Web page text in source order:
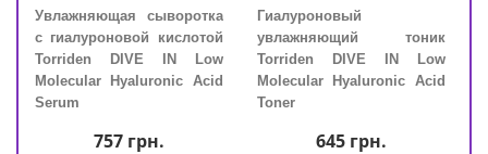
Увлажняющая сыворотка
с гиалуроновой кислотой
Torriden DIVE IN Low
Molecular Hyaluronic Acid
Serum
757грн.
Гиалуроновый
увлажняющий тоник
Torriden DIVE IN Low
Molecular Hyaluronic Acid
Toner
645грн.